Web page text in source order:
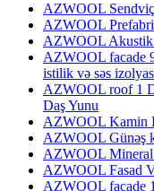
AZWOOL
AZWOOL
AZWOOL Akustik
AZWOOL facade
istilik və səs
AZWOOL roof 1
Daş Yunu
AZWOOL Kamin
AZWOOL Günəş
AZWOOL Mineral
AZWOOL Fasad
AZWOOL facade